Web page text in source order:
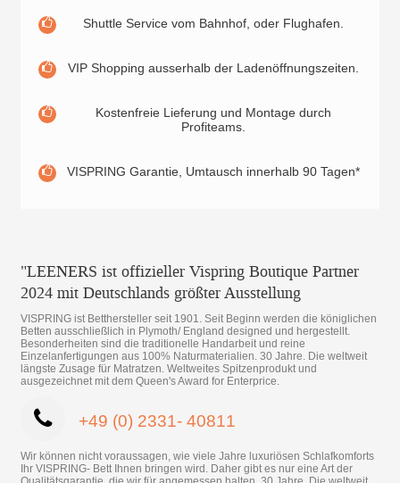
Shuttle Service vom Bahnhof, oder Flughafen.
VIP Shopping ausserhalb der Ladenöffnungszeiten.
Kostenfreie Lieferung und Montage durch
Profiteams.
VISPRING Garantie, Umtausch innerhalb 90 Tagen*
"LEENERS ist offizieller Vispring Boutique Partner
2024 mit Deutschlands größter Ausstellung
VISPRING ist Betthersteller seit 1901. Seit Beginn werden die königlichen
Betten ausschließlich in Plymoth/ England designed und hergestellt.
Besonderheiten sind die traditionelle Handarbeit und reine
Einzelanfertigungen aus 100% Naturmaterialien. 30 Jahre. Die weltweit
längste Zusage für Matratzen. Weltweites Spitzenprodukt und
ausgezeichnet mit dem Queen's Award for Enterprice.
+49 (0) 2331- 40811
Wir können nicht voraussagen, wie viele Jahre luxuriösen Schlafkomforts
Ihr VISPRING- Bett Ihnen bringen wird. Daher gibt es nur eine Art der